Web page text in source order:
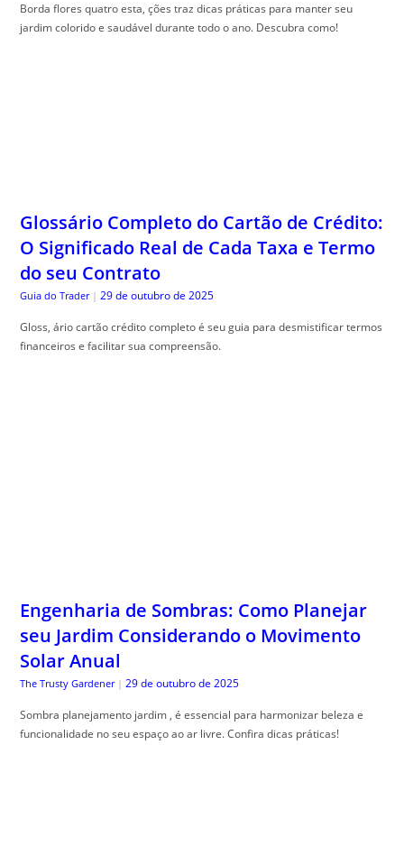
Borda flores quatro esta, ções traz dicas práticas para manter seu
jardim colorido e saudável durante todo o ano. Descubra como!
Glossário Completo do Cartão de Crédito:
O Significado Real de Cada Taxa e Termo
do seu Contrato
Guia do Trader | 29 de outubro de 2025
Gloss, ário cartão crédito completo é seu guia para desmistificar termos
financeiros e facilitar sua compreensão.
Engenharia de Sombras: Como Planejar
seu Jardim Considerando o Movimento
Solar Anual
The Trusty Gardener | 29 de outubro de 2025
Sombra planejamento jardim , é essencial para harmonizar beleza e
funcionalidade no seu espaço ao ar livre. Confira dicas práticas!